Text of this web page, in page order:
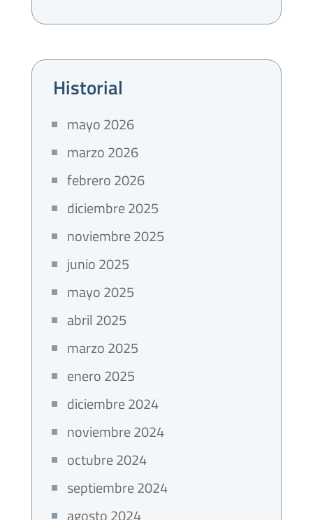
Historial
mayo 2026
marzo 2026
febrero 2026
diciembre 2025
noviembre 2025
junio 2025
mayo 2025
abril 2025
marzo 2025
enero 2025
diciembre 2024
noviembre 2024
octubre 2024
septiembre 2024
agosto 2024